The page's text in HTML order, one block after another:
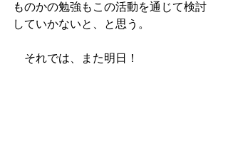
ものかの勉強もこの活動を通じて検討
していかないと、と思う。
それでは、また明日！